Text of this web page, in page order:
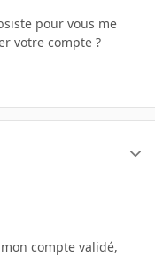
pour vous me
votre compte ?
compte validé,